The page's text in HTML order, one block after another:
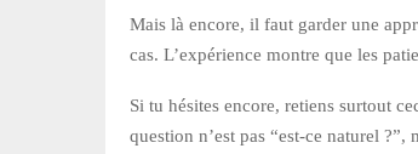
Mais là encore, il faut garder une
cas. L’expérience montre que les
Si tu hésites encore, retiens surtout
question n’est pas “est-ce naturel